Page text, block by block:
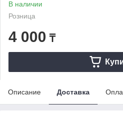
В наличии
Розница
4 000 ₸
Описание Доставка